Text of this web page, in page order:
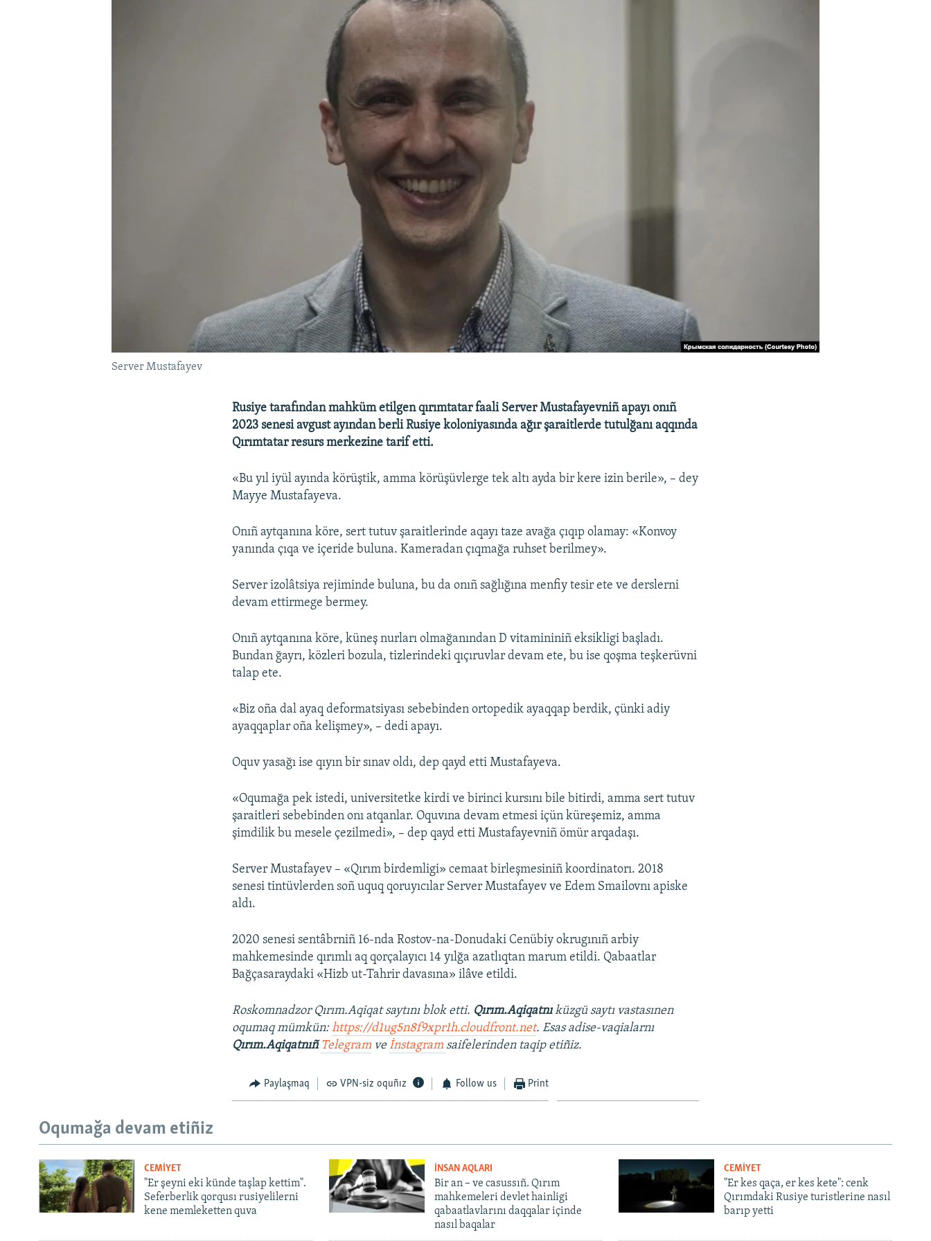
Server Mustafayev
Rusiye tarafından mahküm etilgen qırımtatar faali Server Mustafayevniñ apayı onıñ
2023 senesi avgust ayından berli Rusiye koloniyasında ağır şaraitlerde tutulğanı aqqında
Qırımtatar resurs merkezine tarif etti.
«Bu yıl iyül ayında körüştik, amma körüşüvlerge tek altı ayda bir kere izin berile», – dey
Mayye Mustafayeva.
Onıñ aytqanına köre, sert tutuv şaraitlerinde aqayı taze avağa çıqıp olamay: «Konvoy
yanında çıqa ve içeride buluna. Kameradan çıqmağa ruhset berilmey».
Server izolâtsiya rejiminde buluna, bu da onıñ sağlığına menfiy tesir ete ve derslerni
devam ettirmege bermey.
Onıñ aytqanına köre, küneş nurları olmağanından D vitamininiñ eksikligi başladı.
Bundan ğayrı, közleri bozula, tizlerindeki qıçıruvlar devam ete, bu ise qoşma teşkerüvni
talap ete.
«Biz oña dal ayaq deformatsiyası sebebinden ortopedik ayaqqap berdik, çünki adiy
ayaqqaplar oña kelişmey», – dedi apayı.
Oquv yasağı ise qıyın bir sınav oldı, dep qayd etti Mustafayeva.
«Oqumağa pek istedi, universitetke kirdi ve birinci kursını bile bitirdi, amma sert tutuv
şaraitleri sebebinden onı atqanlar. Oquvına devam etmesi içün küreşemiz, amma
şimdilik bu mesele çezilmedi», – dep qayd etti Mustafayevniñ ömür arqadaşı.
Server Mustafayev – «Qırım birdemligi» cemaat birleşmesiniñ koordinatorı. 2018
senesi tintüvlerden soñ uquq qoruyıcılar Server Mustafayev ve Edem Smailovnı apiske
aldı.
2020 senesi sentâbrniñ 16-nda Rostov-na-Donudaki Cenübiy okrugınıñ arbiy
mahkemesinde qırımlı aq qorçalayıcı 14 yılğa azatlıqtan marum etildi. Qabaatlar
Bağçasaraydaki «Hizb ut-Tahrir davasına» ilâve etildi.
Roskomnadzor Qırım.Aqiqat saytını blok etti. Qırım.Aqiqatnıküzgü saytı vastasınen
oqumaq mümkün:https://d1ug5n8f9xpr1h.cloudfront.net. Esas adise-vaqialarnı
Qırım.Aqiqatnıñ Telegram veİnstagram saifelerinden taqip etiñiz.
Paylaşmaq VPN-siz oquñız Follow us Print
Oqumağa devam etiñiz
CEMİYET
"Er şeyni eki künde taşlap kettim".
Seferberlik qorqusı rusiyelilerni
kene memleketten quva
İNSAN AQLARI
Bir an – ve casussıñ. Qırım
mahkemeleri devlet hainligi
qabaatlavlarını daqqalar içinde
nasıl baqalar
CEMİYET
"Er kes qaça, er kes kete": cenk
Qırımdaki Rusiye turistlerine nasıl
barıp yetti